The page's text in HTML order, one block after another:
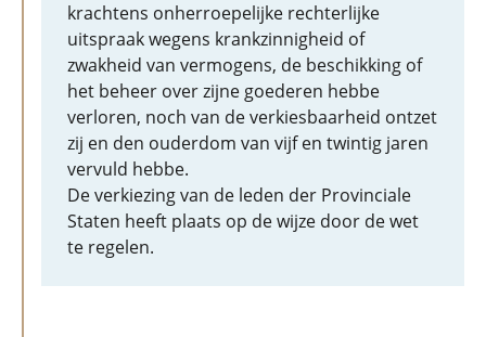
krachtens onherroepelijke rechterlijke
uitspraak wegens krankzinnigheid of
zwakheid van vermogens, de beschikking of
het beheer over zijne goederen hebbe
verloren, noch van de verkiesbaarheid ontzet
zij en den ouderdom van vijf en twintig jaren
vervuld hebbe.
De verkiezing van de leden der Provinciale
Staten heeft plaats op de wijze door de wet
te regelen.